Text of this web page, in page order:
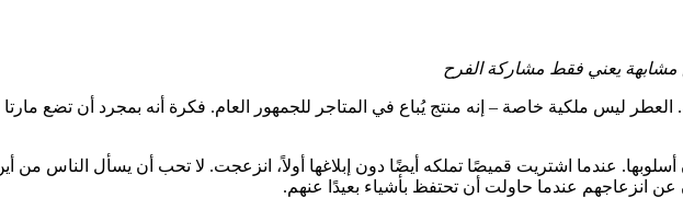
مشابهة يعني فقط مشاركة الفرح
العطر ليس ملكية خاصة – إنه منتج يُباع في المتاجر للجمهور العام. فكرة أنه بمجرد أن تضع
عندما اشتريت قميصًا تملكه أيضًا دون إبلاغها أولاً، انزعجت. لا تحب أن يسأل الناس من أين
انزعاجهم عندما حاولت أن تحتفظ بأشياء بعيدًا عنهم.